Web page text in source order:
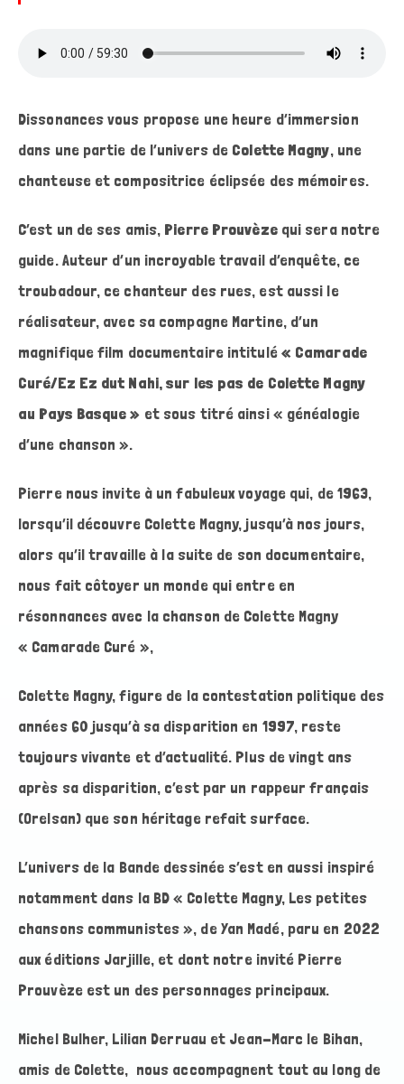
Dissonances vous propose une heure d’immersion
dans une partie de l’univers de Colette Magny, une
chanteuse et compositrice éclipsée des mémoires.
C’est un de ses amis, Pierre Prouvèzequi sera notre
guide. Auteur d’un incroyable travail d’enquête, ce
troubadour, ce chanteur des rues, est aussi le
réalisateur, avec sa compagne Martine, d’un
magnifique film documentaire intitulé« Camarade
Curé/Ez Ez dut Nahi, sur les pas de Colette Magny
au Pays Basque » et sous titré ainsi « généalogie
d’une chanson ».
Pierre nous invite à un fabuleux voyage qui, de 1963,
lorsqu’il découvre Colette Magny, jusqu’à nos jours,
alors qu’il travaille à la suite de son documentaire,
nous fait côtoyer un monde qui entre en
résonnances avec la chanson de Colette Magny
« Camarade Curé »,
Colette Magny, figure de la contestation politique des
années 60 jusqu’à sa disparition en 1997, reste
toujours vivante et d’actualité. Plus de vingt ans
après sa disparition, c’est par un rappeur français
(Orelsan) que son héritage refait surface.
L’univers de la Bande dessinée s’est en aussi inspiré
notamment dans la BD « Colette Magny, Les petites
chansons communistes », de Yan Madé, paru en 2022
aux éditions Jarjille, et dont notre invité Pierre
Prouvèze est un des personnages principaux.
Michel Bulher, Lilian Derruau et Jean-Marc le Bihan,
amis de Colette, nous accompagnent tout au long de